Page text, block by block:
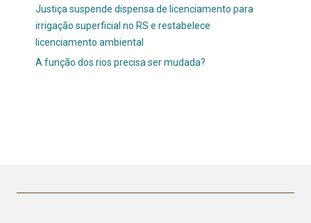
Justiça suspende dispensa de licenciamento para
irrigação superficial no RS e restabelece
licenciamento ambiental
A função dos rios precisa ser mudada?